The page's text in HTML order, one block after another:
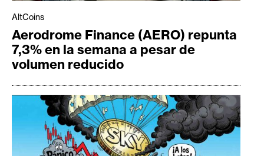
AltCoins
Aerodrome Finance (AERO) repunta
7,3% en la semana a pesar de
volumen reducido